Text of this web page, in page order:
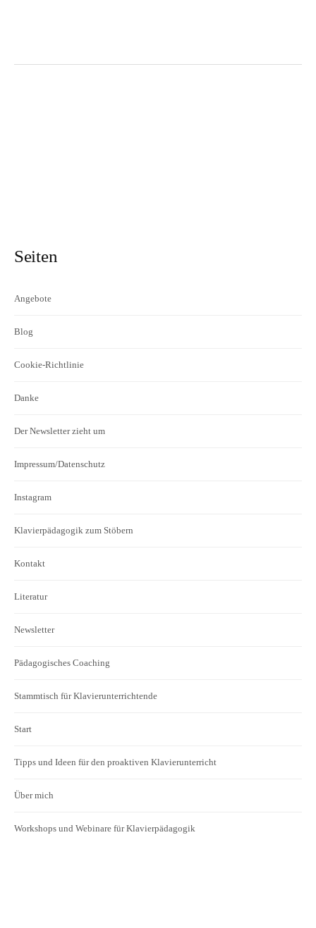
Seiten
Angebote
Blog
Cookie-Richtlinie
Danke
Der Newsletter zieht um
Impressum/Datenschutz
Instagram
Klavierpädagogik zum Stöbern
Kontakt
Literatur
Newsletter
Pädagogisches Coaching
Stammtisch für Klavierunterrichtende
Start
Tipps und Ideen für den proaktiven Klavierunterricht
Über mich
Workshops und Webinare für Klavierpädagogik